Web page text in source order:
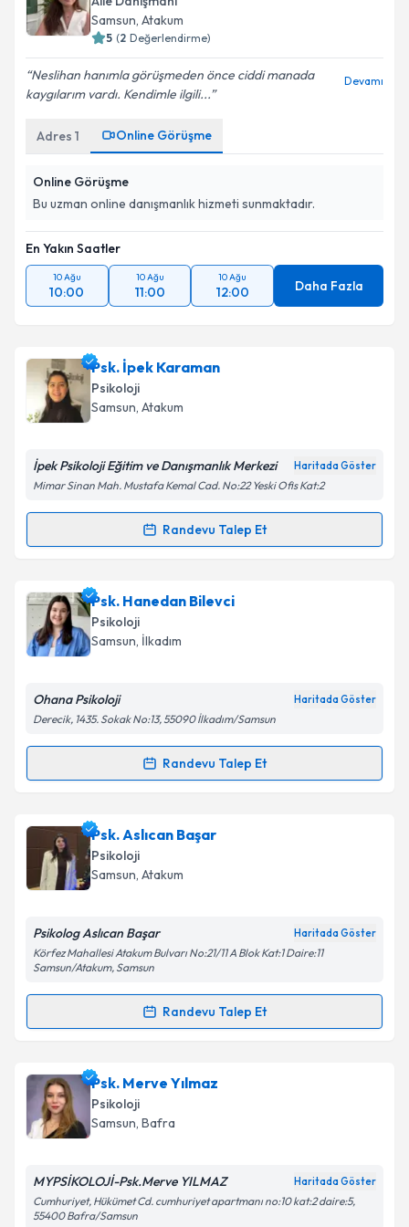
Samsun, Atakum
5 (2 Değerlendirme)
Neslihan hanımla görüşmeden önce ciddi manada
kaygılarım vardı. Kendimle ilgili...
Devamı
Adres 1 Online Görüşme
Online Görüşme
Bu uzman online danışmanlık hizmeti sunmaktadır.
En Yakın Saatler
10 Ağu
10:00
10 Ağu
11:00
10 Ağu
12:00 Daha Fazla
Psk. İpek Karaman
Psikoloji
Samsun, Atakum
İpek Psikoloji Eğitim ve Danışmanlık Merkezi Haritada Göster
Mimar Sinan Mah. Mustafa Kemal Cad. No:22 Yeski Ofis Kat:2
Randevu Talep Et
Randevu Takvimi Talebi
Psk. İpek Karamaniçin randevu takvimi talebi
oluşturun. Size bu uzmandan randevu almanız için bir
takvim hazırlandığında e-posta ile bilgilendireceğiz.
Kişisel verilerimin işlenmesine ilişkin
Metni'ni okudum ve kişisel verilerimin belirtilen
Takvim Talebini Gönder
Psk. Hanedan Bilevci
Psikoloji
Samsun, İlkadım
Ohana Psikoloji Haritada Göster
Derecik, 1435. Sokak No:13, 55090 İlkadım/Samsun
Randevu Talep Et
Randevu Takvimi Talebi
Psk. Hanedan Bilevciiçin randevu takvimi talebi
oluşturun. Size bu uzmandan randevu almanız için bir
takvim hazırlandığında e-posta ile bilgilendireceğiz.
Kişisel verilerimin işlenmesine ilişkinAydınlatma
'ni okudum ve kişisel verilerimin belirtilen
kapsamda işlenmesini kabul ediyorum.
Takvim Talebini Gönder
Psk. Aslıcan Başar
Psikoloji
Samsun, Atakum
Psikolog Aslıcan Başar Haritada Göster
Körfez Mahallesi Atakum Bulvarı No:21/11 A Blok Kat:1 Daire:11
Samsun/Atakum, Samsun
Randevu Talep Et
Randevu Takvimi Talebi
Psk. Aslıcan Başariçin randevu takvimi talebi
oluşturun. Size bu uzmandan randevu almanız için bir
takvim hazırlandığında e-posta ile bilgilendireceğiz.
Psk. Merve Yılmaz
Psikoloji
Samsun, Bafra
MYPSİKOLOJİ-Psk.Merve YILMAZ Haritada Göster
Cumhuriyet, Hükümet Cd. cumhuriyet apartmanı no:10 kat:2 daire:5,
55400 Bafra/Samsun